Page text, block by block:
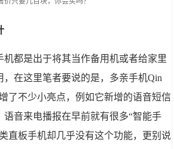
机都是出于将其当作备用机或者给家里
，在这里笔者要说的是，多亲手机Qin
了不少小亮点，例如它新增的语音短信
语音来电播报在早前就有很多“智能手
直板手机却几乎没有这个功能，更别说